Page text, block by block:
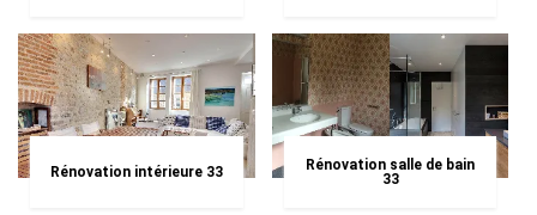
Rénovation intérieure 33
Rénovation salle de bain
33